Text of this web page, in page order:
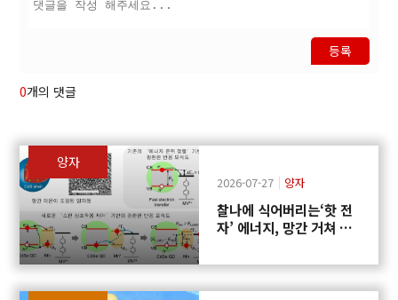
등록
0개의 댓글
양자
2026-07-27 양자
찰나에 식어버리는‘핫 전
자’ 에너지, 망간 거쳐 화